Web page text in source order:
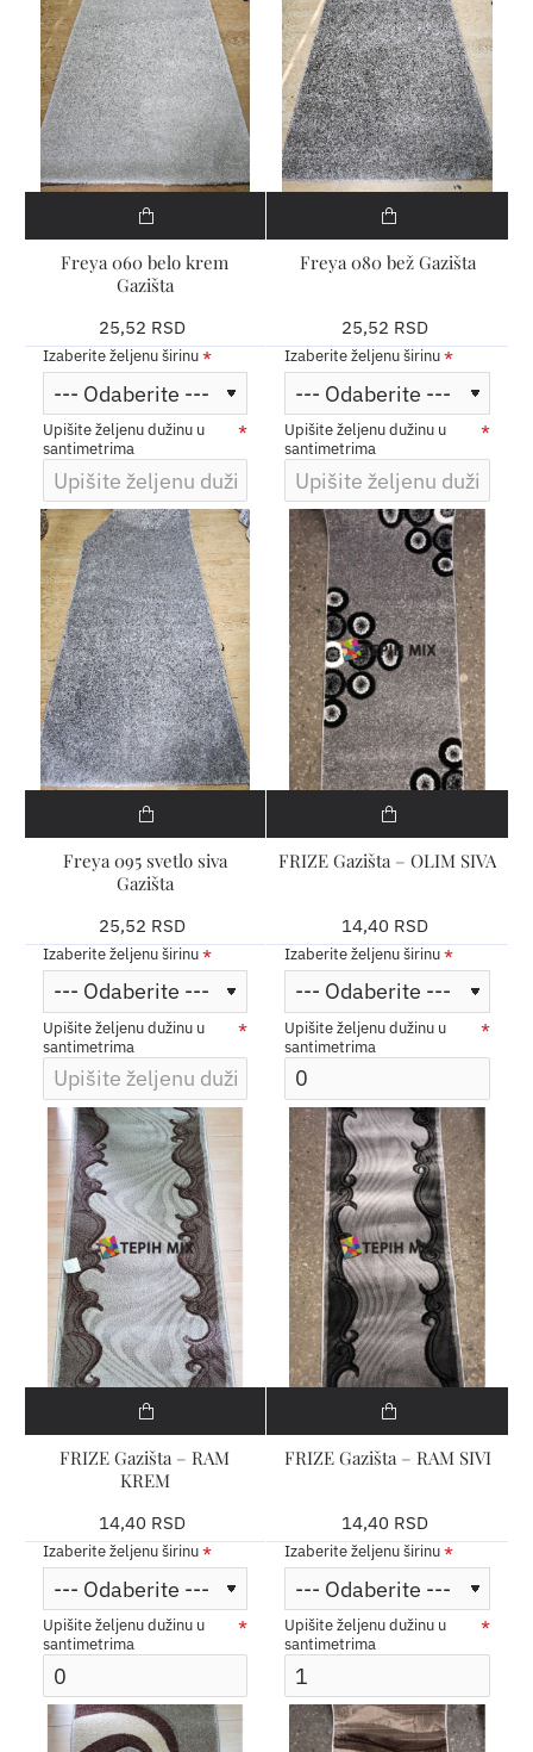
Freya 060 belo krem
Gazišta
25,52 RSD
Izaberite željenu širinu
Upišite željenu dužinu u
santimetrima
Freya 080 bež Gazišta
25,52 RSD
Izaberite željenu širinu
Upišite željenu dužinu u
santimetrima
Freya 095 svetlo siva
Gazišta
25,52 RSD
Izaberite željenu širinu
Upišite željenu dužinu u
santimetrima
FRIZE Gazišta – OLIM SIVA
14,40 RSD
Izaberite željenu širinu
Upišite željenu dužinu u
santimetrima
FRIZE Gazišta – RAM
KREM
14,40 RSD
Izaberite željenu širinu
Upišite željenu dužinu u
santimetrima
FRIZE Gazišta – RAM SIVI
14,40 RSD
Izaberite željenu širinu
Upišite željenu dužinu u
santimetrima